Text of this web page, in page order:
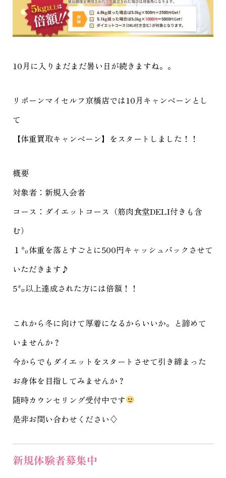
10月に入りまだまだ暑い日が続きますね。。
リボーンマイセルフ京橋店では10月キャンペーンとし
て
【体重買取キャンペーン】をスタートしました！！
概要
対象者：新規入会者
コース：ダイエットコース（筋肉食堂DELI付きも含
む）
１㌔体重を落とすごとに500円キャッシュバックさせて
いただきます♪
5㌔以上達成された方には倍額！！
これから冬に向けて厚着になるからいいか。と諦めて
いませんか？
今からでもダイエットをスタートさせて引き締まった
お身体を目指してみませんか？
随時カウンセリング受付中です
是非お問い合わせください♢
新規体験者募集中